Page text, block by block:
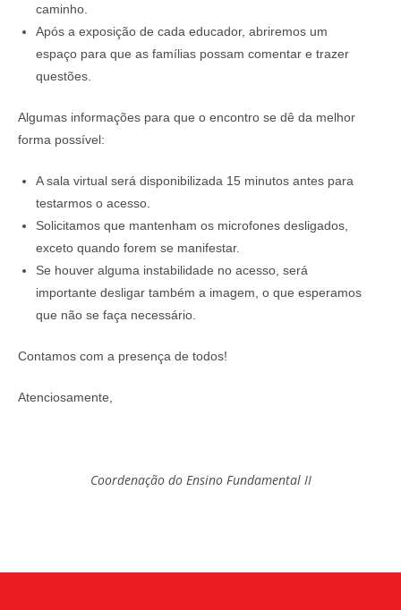
caminho.
Após a exposição de cada educador, abriremos um
espaço para que as famílias possam comentar e trazer
questões.
Algumas informações para que o encontro se dê da melhor
forma possível:
A sala virtual será disponibilizada 15 minutos antes para
testarmos o acesso.
Solicitamos que mantenham os microfones desligados,
exceto quando forem se manifestar.
Se houver alguma instabilidade no acesso, será
importante desligar também a imagem, o que esperamos
que não se faça necessário.
Contamos com a presença de todos!
Atenciosamente,
Coordenação do Ensino Fundamental II